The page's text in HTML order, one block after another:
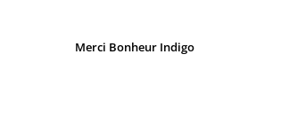
Merci Bonheur Indigo